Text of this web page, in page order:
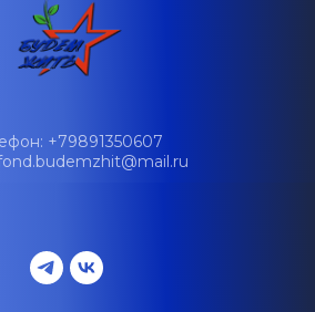
+79891350607